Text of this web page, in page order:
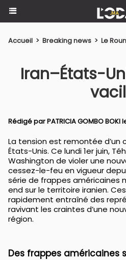
Accueil > Breaking news > Le
Iran–États-
Rédigé par PATRICIA GOMBO BOKI
La tension est remontée d’un
États-Unis. Ce lundi 1er juin,
Washington de violer une
cessez-le-feu en vigueur
série de frappes américaines
end sur le territoire iranien.
rapidement entraîné des
ravivant les craintes d’une
région.
Des frappes américaines